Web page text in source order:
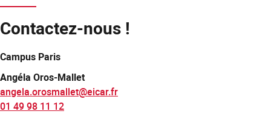
Contactez-nous !
Campus Paris
Angéla Oros-Mallet
angela.orosmallet@eicar.fr
01 49 98 11 12